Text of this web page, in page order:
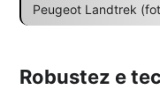
Peugeot Landtrek
Robustez e